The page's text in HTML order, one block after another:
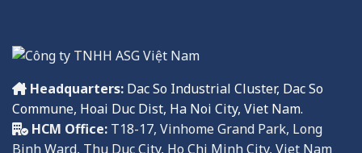
Headquarters: Dac So Industrial Cluster, Dac So
Commune, Hoai Duc Dist, Ha Noi City, Viet Nam.
HCM Office: T18-17, Vinhome Grand Park, Long
Binh Ward, Thu Duc City, Ho Chi Minh City, Viet Nam